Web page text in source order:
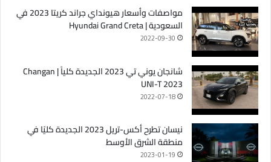
مواصفات وأسعار هيونداي جراند كريتا 2023 في
السعودية | Hyundai Grand Creta
2022-09-30
شانجان يوني تي 2023 الجديدة كلياً | Changan
UNI-T 2023
2022-07-18
نيسان تطرح أكس-تريل 2023 الجديدة كليًا في
منطقة الشرق الأوسط
2023-01-19